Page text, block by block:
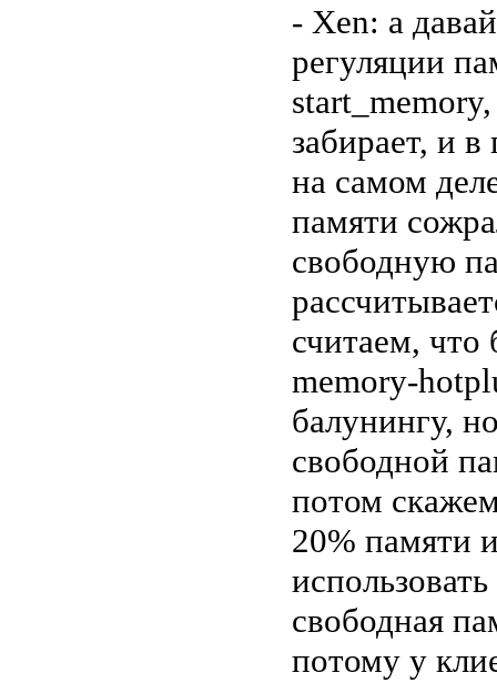
- Xen: а
регуляции
забирает, и
на самом
памяти
свободную
считаем, что
memory-
балунингу,
свободной
потом
20% памяти
свободная
потому у